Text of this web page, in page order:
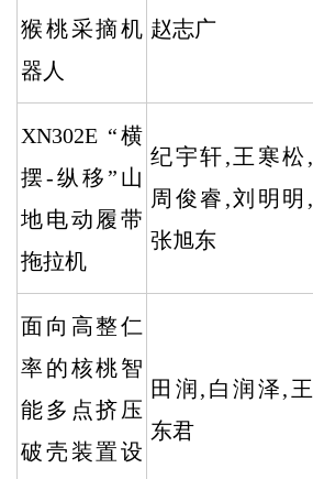
猴桃采摘机
器人
赵志广
XN302E “横
摆-纵移”山
地电动履带
拖拉机
纪宇轩,王寒松,
周俊睿,刘明明,
张旭东
面向高整仁
率的核桃智
能多点挤压
破壳装置设
田润,白润泽,王
东君